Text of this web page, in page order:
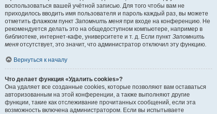
воспользоваться вашей учётной записью. Для того чтобы вам не
приходилось вводить имя пользователя и пароль каждый раз, вы можете
отметить флажком пункт Запомнить меня при входе на конференцию. Не
рекомендуется делать это на общедоступном компьютере, например в
библиотеке, интернет-кафе, университете и т. д. Если пункт Запомнить
меня отсутствует, это значит, что администратор отключил эту функцию.
Вернуться к началу
Что делает функция «Удалить cookies»?
Она удаляет все созданные cookies, которые позволяют вам оставаться
авторизованным на этой конференции, а также выполняют другие
функции, такие как отслеживание прочитанных сообщений, если эта
возможность включена администратором. Если вы испытываете